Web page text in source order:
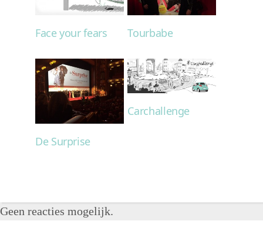
Face your fears Tourbabe
De Surprise
Carchallenge
Geen reacties mogelijk.